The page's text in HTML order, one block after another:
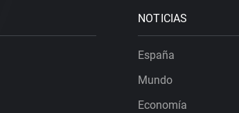
NOTICIAS
España
Mundo
Economía